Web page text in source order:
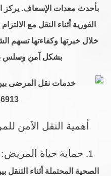
بأحدث معدات الإسعاف. يركز
الفورية أثناء النقل مع
خلال خبرتها وكفاءتها تسهم
بشكل آمن وسلس
أهمية النقل الآمن
1. حماية حياة المريض:
الصحية المحتملة أثناء